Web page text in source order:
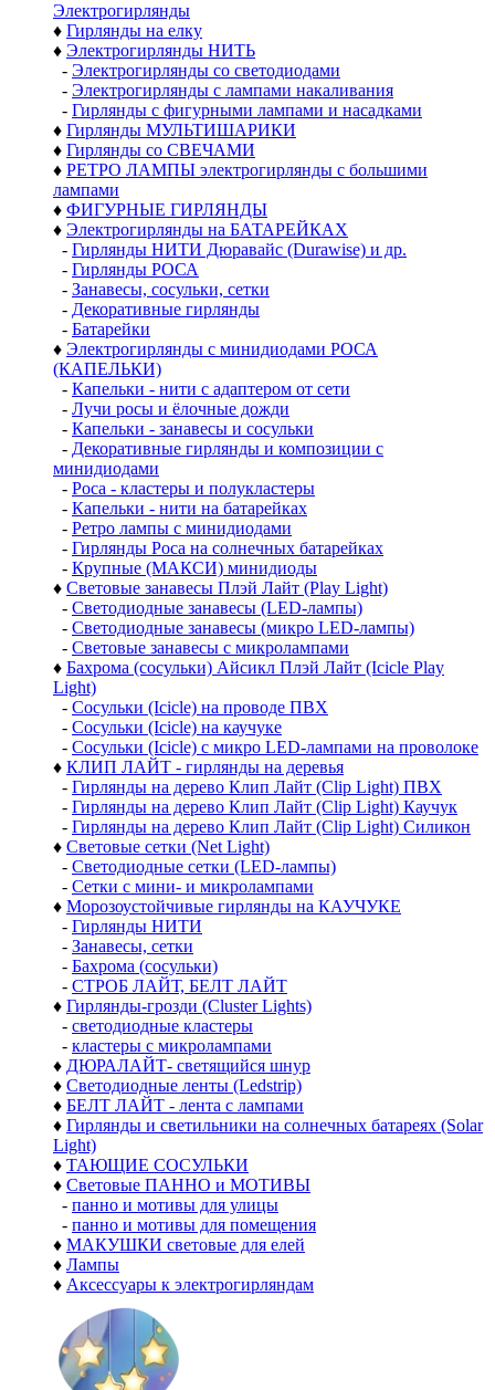
Электро­гирлянды
♦ Гирлянды на елку
♦ Электрогирлянды НИТЬ
- Электрогирлянды со светодиодами
- Электрогирлянды с лампами накаливания
- Гирлянды с фигурными лампами и насадками
♦ Гирлянды МУЛЬТИШАРИКИ
♦ Гирлянды со СВЕЧАМИ
♦ РЕТРО ЛАМПЫ электрогирлянды с большими
лампами
♦ ФИГУРНЫЕ ГИРЛЯНДЫ
♦ Электрогирлянды на БАТАРЕЙКАХ
- Гирлянды НИТИ Дюравайс (Durawise) и др.
- Гирлянды РОСА
- Занавесы, сосульки, сетки
- Декоративные гирлянды
- Батарейки
♦ Электрогирлянды с минидиодами РОСА
(КАПЕЛЬКИ)
- Капельки - нити с адаптером от сети
- Лучи росы и ёлочные дожди
- Капельки - занавесы и сосульки
- Декоративные гирлянды и композиции с
минидиодами
- Роса - кластеры и полукластеры
- Капельки - нити на батарейках
- Ретро лампы с минидиодами
- Гирлянды Роса на солнечных батарейках
- Крупные (МАКСИ) минидиоды
♦ Световые занавесы Плэй Лайт (Play Light)
- Светодиодные занавесы (LED-лампы)
- Светодиодные занавесы (микро LED-лампы)
- Световые занавесы с микролампами
♦ Бахрома (сосульки) Айсикл Плэй Лайт (Icicle Play
Light)
- Сосульки (Icicle) на проводе ПВХ
- Сосульки (Icicle) на каучуке
- Сосульки (Icicle) с микро LED-лампами на проволоке
♦ КЛИП ЛАЙТ - гирлянды на деревья
- Гирлянды на дерево Клип Лайт (Clip Light) ПВХ
- Гирлянды на дерево Клип Лайт (Clip Light) Каучук
- Гирлянды на дерево Клип Лайт (Clip Light) Силикон
♦ Световые сетки (Net Light)
- Светодиодные сетки (LED-лампы)
- Сетки с мини- и микролампами
♦ Морозоустойчивые гирлянды на КАУЧУКЕ
- Гирлянды НИТИ
- Занавесы, сетки
- Бахрома (сосульки)
- СТРОБ ЛАЙТ, БЕЛТ ЛАЙТ
♦ Гирлянды-грозди (Cluster Lights)
- светодиодные кластеры
- кластеры с микролампами
♦ ДЮРАЛАЙТ- светящийся шнур
♦ Светодиодные ленты (Ledstrip)
♦ БЕЛТ ЛАЙТ - лента с лампами
♦ Гирлянды и светильники на солнечных батареях (Solar
Light)
♦ ТАЮЩИЕ СОСУЛЬКИ
♦ Световые ПАННО и МОТИВЫ
- панно и мотивы для улицы
- панно и мотивы для помещения
♦ МАКУШКИ световые для елей
♦ Лампы
♦ Аксессуары к электрогирляндам